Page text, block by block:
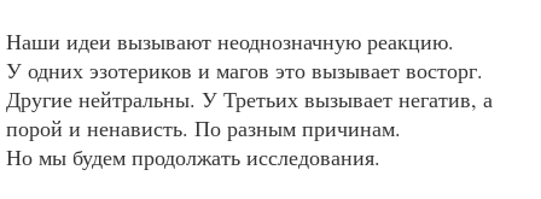
Наши идеи вызывают неоднозначную реакцию.
У одних эзотериков и магов это вызывает восторг.
Другие нейтральны. У Третьих вызывает негатив, а
порой и ненависть. По разным причинам.
Но мы будем продолжать исследования.